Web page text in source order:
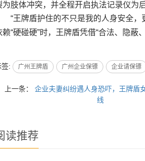
为肢体冲突，并全程开启执法记录仪为
“王牌盾护住的不只是我的人身安全
赖“硬碰硬”时，王牌盾凭借“合法、隐蔽
签: 广州王牌盾 广州企业保镖 企业请保镖
上一条：企业夫妻纠纷遇人身恐吓，王牌盾
线
读推荐